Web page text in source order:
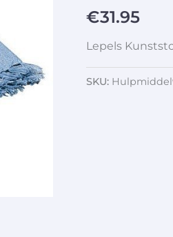
€31.95
Lepels
SKU: